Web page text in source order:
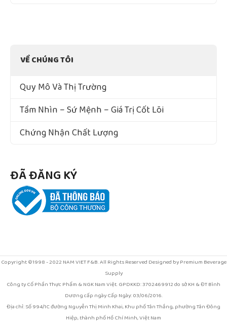
VỀ CHÚNG TÔI
Quy Mô Và Thị Trường
Tầm Nhìn – Sứ Mệnh – Giá Trị Cốt Lõi
Chứng Nhận Chất Lượng
ĐÃ ĐĂNG KÝ
Copyright ©1998 - 2022 NAM VIET F&B. All Rights Reserved Designed by Premium Beverage
Supply
Công ty Cổ Phần Thực Phẩm & NGK Nam Việt. GPDKKD: 3702469912 do sở KH & ĐT Bình
Dương cấp ngày Cấp Ngày: 03/06/2016.
Địa chỉ: Số 994/1C đường Nguyễn Thị Minh Khai, Khu phố Tân Thắng, phường Tân Đông
Hiệp, thành phố Hồ Chí Minh, Việt Nam